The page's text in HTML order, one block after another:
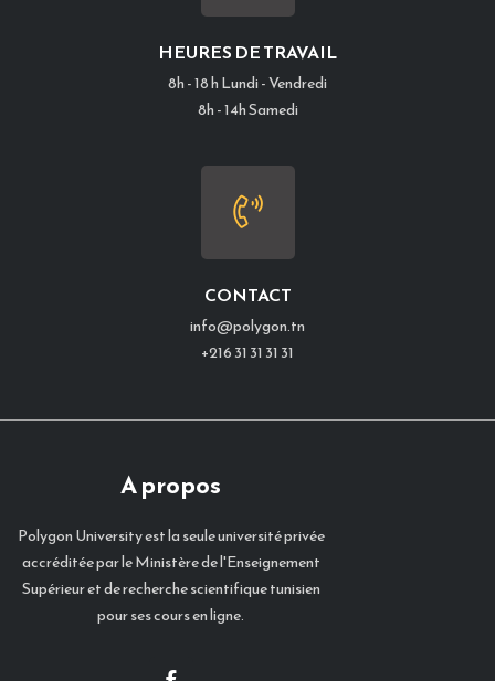
HEURES DE TRAVAIL
8h - 18 h Lundi - Vendredi
8h - 14h Samedi
CONTACT
info@polygon.tn
+216 31 31 31 31
A propos
Polygon University est la seule université privée
accréditée par le Ministère de l'Enseignement
Supérieur et de recherche scientifique tunisien
pour ses cours en ligne.